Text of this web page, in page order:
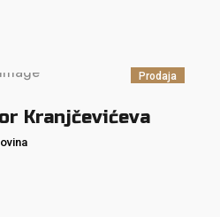
Prodaja
Kranjčevićeva